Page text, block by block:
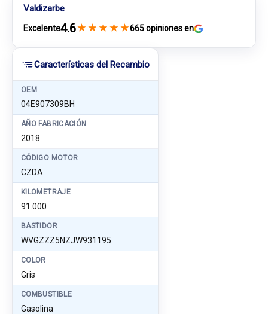
Características del Recambio
OEM
04E907309BH
AÑO FABRICACIÓN
2018
CÓDIGO MOTOR
CZDA
KILOMETRAJE
91.000
BASTIDOR
WVGZZZ5NZJW931195
COLOR
Gris
COMBUSTIBLE
Gasolina
Valdizarbe
Excelente4.6★ ★ ★ ★ ★665 opiniones en